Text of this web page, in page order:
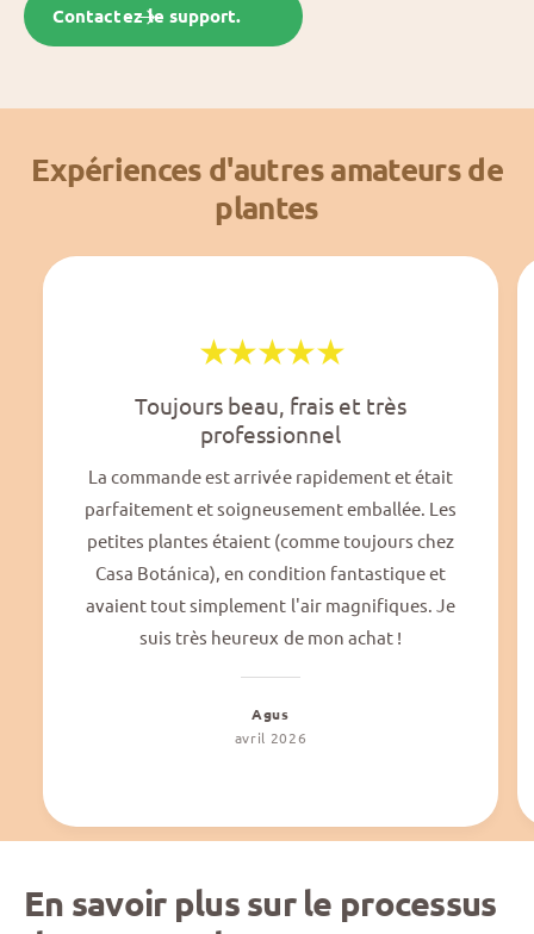
Contactez le support.
Expériences d'autres amateurs de
plantes
Toujours beau, frais et très
professionnel
La commande est arrivée rapidement et était
parfaitement et soigneusement emballée. Les
petites plantes étaient (comme toujours chez
Casa Botánica), en condition fantastique et
avaient tout simplement l'air magnifiques. Je
suis très heureux de mon achat !
Agus
avril 2026
En savoir plus sur le processus